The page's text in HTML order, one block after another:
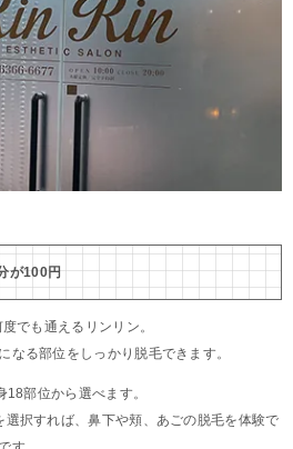
が100円
でも通えるリンリン。
なる部位をしっかり脱毛できます。
部位から選べます。
択すれば、鼻下や頬、あごの脱毛を体験で